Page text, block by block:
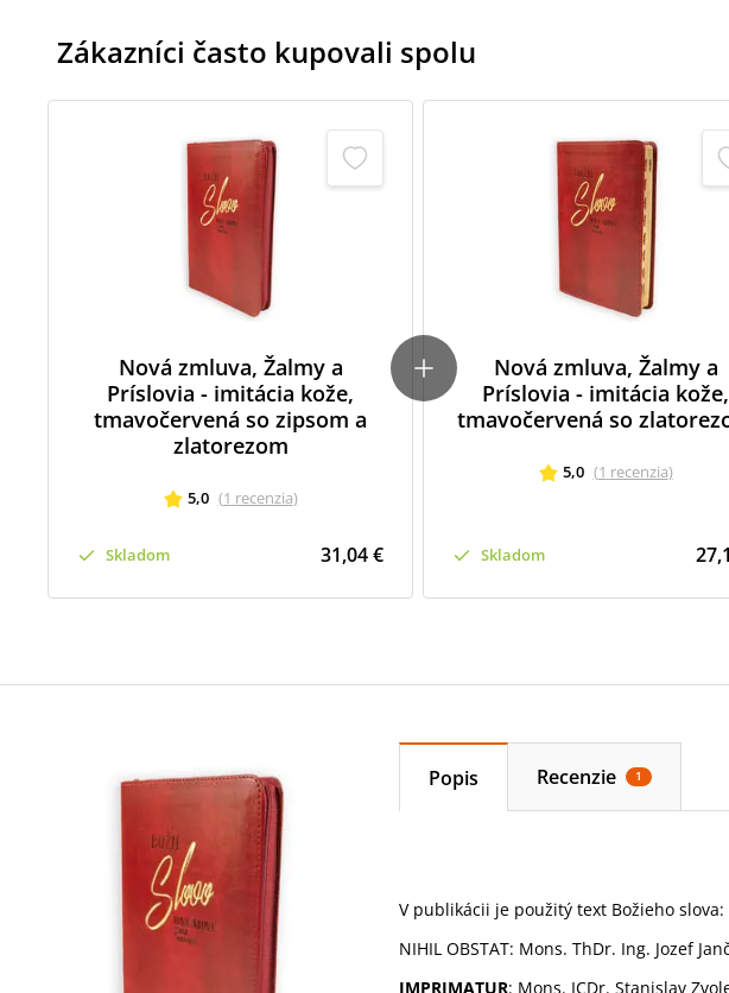
Zákazníci často kupovali spolu
Nová zmluva, Žalmy a
Príslovia - imitácia kože,
tmavočervená so zipsom a
zlatorezom
5,0 (1 recenzia)
Skladom 31,04 €
Nová zmluva, Žalmy a
Príslovia - imitácia kože,
tmavočervená so
5,0 (1 recenzia)
Skladom
Popis Recenzie 1
V publikácii je použitý text Božieho
NIHIL OBSTAT: Mons. ThDr. Ing. Jozef
IMPRIMATUR: Mons. ICDr. Stanislav